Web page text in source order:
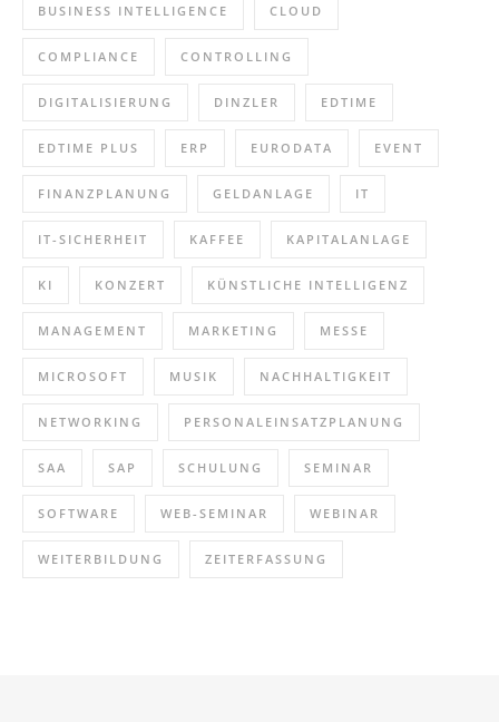
BUSINESS INTELLIGENCE CLOUD
COMPLIANCE CONTROLLING
DIGITALISIERUNG DINZLER EDTIME
EDTIME PLUS ERP EURODATA EVENT
FINANZPLANUNG GELDANLAGE IT
IT-SICHERHEIT KAFFEE KAPITALANLAGE
KI KONZERT KÜNSTLICHE INTELLIGENZ
MANAGEMENT MARKETING MESSE
MICROSOFT MUSIK NACHHALTIGKEIT
NETWORKING PERSONALEINSATZPLANUNG
SAA SAP SCHULUNG SEMINAR
SOFTWARE WEB-SEMINAR WEBINAR
WEITERBILDUNG ZEITERFASSUNG